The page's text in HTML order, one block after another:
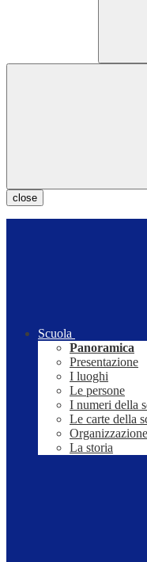
close
Scuola
Panoramica
Presentazione
I luoghi
Le persone
I numeri della
Le carte della
Organizzazione
La storia